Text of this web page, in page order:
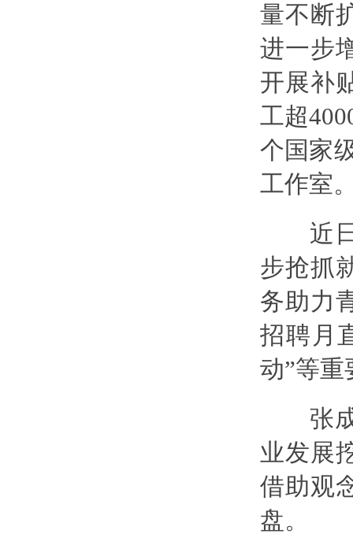
量不断
进一步
开展补
工超
个国家
工作室
近日
步抢抓
务助力
招聘月
动”等重
张成
业发展
借助观
盘。